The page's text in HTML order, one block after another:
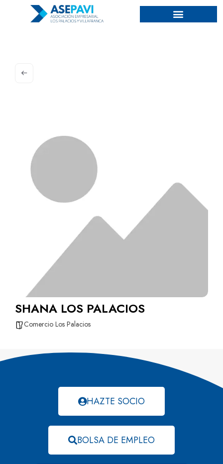
SHANA LOS PALACIOS
Comercio Los Palacios
HAZTE SOCIO
BOLSA DE EMPLEO